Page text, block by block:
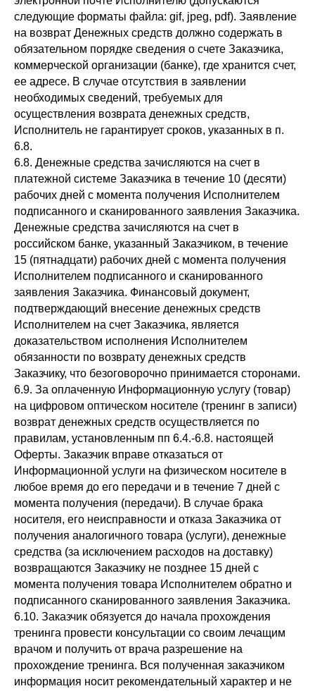
следующие форматы файла: gif, jpeg, pdf). Заявление
на возврат Денежных средств должно содержать в
обязательном порядке сведения о счете Заказчика,
коммерческой организации (банке), где хранится счет,
ее адресе. В случае отсутствия в заявлении
необходимых сведений, требуемых для
осуществления возврата денежных средств,
Исполнитель не гарантирует сроков, указанных в п.
6.8.
6.8. Денежные средства зачисляются на счет в
платежной системе Заказчика в течение 10 (десяти)
рабочих дней с момента получения Исполнителем
подписанного и сканированного заявления Заказчика.
Денежные средства зачисляются на счет в
российском банке, указанный Заказчиком, в течение
15 (пятнадцати) рабочих дней с момента получения
Исполнителем подписанного и сканированного
заявления Заказчика. Финансовый документ,
подтверждающий внесение денежных средств
Исполнителем на счет Заказчика, является
доказательством исполнения Исполнителем
обязанности по возврату денежных средств
Заказчику, что безоговорочно принимается сторонами.
6.9. За оплаченную Информационную услугу (товар)
на цифровом оптическом носителе (тренинг в записи)
возврат денежных средств осуществляется по
правилам, установленным пп 6.4.-6.8. настоящей
Оферты. Заказчик вправе отказаться от
Информационной услуги на физическом носителе в
любое время до его передачи и в течение 7 дней с
момента получения (передачи). В случае брака
носителя, его неисправности и отказа Заказчика от
получения аналогичного товара (услуги), денежные
средства (за исключением расходов на доставку)
возвращаются Заказчику не позднее 15 дней с
момента получения товара Исполнителем обратно и
подписанного сканированного заявления Заказчика.
6.10. Заказчик обязуется до начала прохождения
тренинга провести консультации со своим лечащим
врачом и получить от врача разрешение на
прохождение тренинга. Вся полученная заказчиком
информация носит рекомендательный характер и не